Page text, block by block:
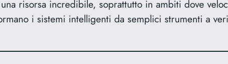
risorsa incredibile, soprattutto in ambiti dove
i sistemi intelligenti da semplici strumenti a